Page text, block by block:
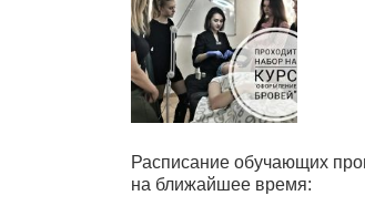
Расписание обучающих
на ближайшее время: